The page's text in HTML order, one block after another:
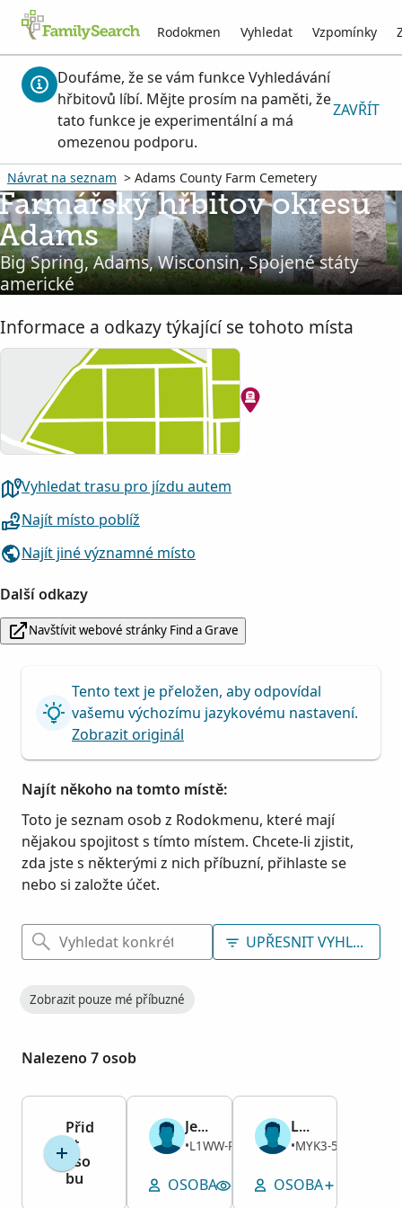
Rodokmen Vyhledat Vzpomínky
Doufáme, že se vám funkce Vyhledávání
hřbitovů líbí. Mějte prosím na paměti, že
tato funkce je experimentální a má
omezenou podporu.
ZAVŘÍT
Návrat na seznam > Adams County Farm Cemetery
hřbitov okresu
Big Spring, Adams, Wisconsin, Spojené státy
americké
Informace a odkazy týkající se tohoto místa
Vyhledat trasu pro jízdu autem
Najít místo poblíž
Najít jiné významné místo
Další odkazy
Navštívit webové stránky Find a Grave
Tento text je přeložen, aby odpovídal
vašemu výchozímu jazykovému nastavení.
Zobrazit originál
Najít někoho na tomto místě:
Toto je seznam osob z Rodokmenu, které mají
nějakou spojitost s tímto místem. Chcete-li zjistit,
zda jste s některými z nich příbuzní, přihlaste se
nebo si založte účet.
UPŘESNIT
Zobrazit pouze mé příbuzné
Nalezeno 7 osob
Přid
at
oso
bu
Jerome Lysander Crown
Muž
1854–1934
•L1WW-PCK
OSOBA ZOBRAZIT MÍSTO
Lucius Daniels
Muž
1848–1910
•MYK3-577
OSOBA